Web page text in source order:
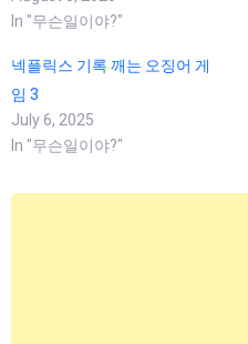
In "무슨일이야?"
넥플릭스 기록 깨는 오징어 게
임 3
July 6, 2025
In "무슨일이야?"